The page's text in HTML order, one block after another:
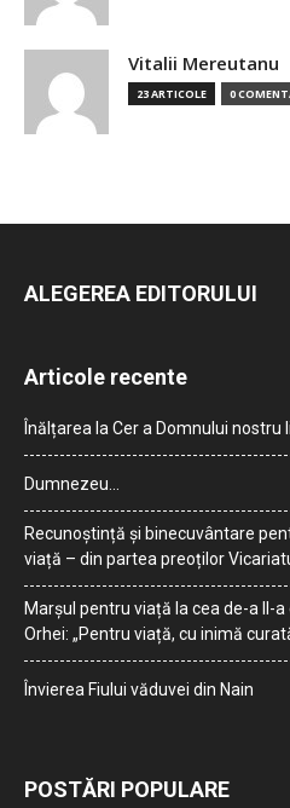
Vitalii Mereutanu
23 ARTICOLE 0
ALEGEREA EDITORULUI
Articole recente
Înălțarea la Cer a Domnului nostru
Dumnezeu…
Recunoștință și binecuvântare
viață – din partea preoților
Marșul pentru viață la cea de-a II-a
Orhei: „Pentru viață, cu inimă
Învierea Fiului văduvei din Nain
POSTĂRI POPULARE